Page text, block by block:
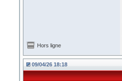
Hors ligne
09/04/26 18:18